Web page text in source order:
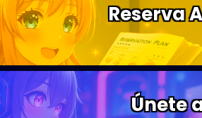
Reserva
Únete